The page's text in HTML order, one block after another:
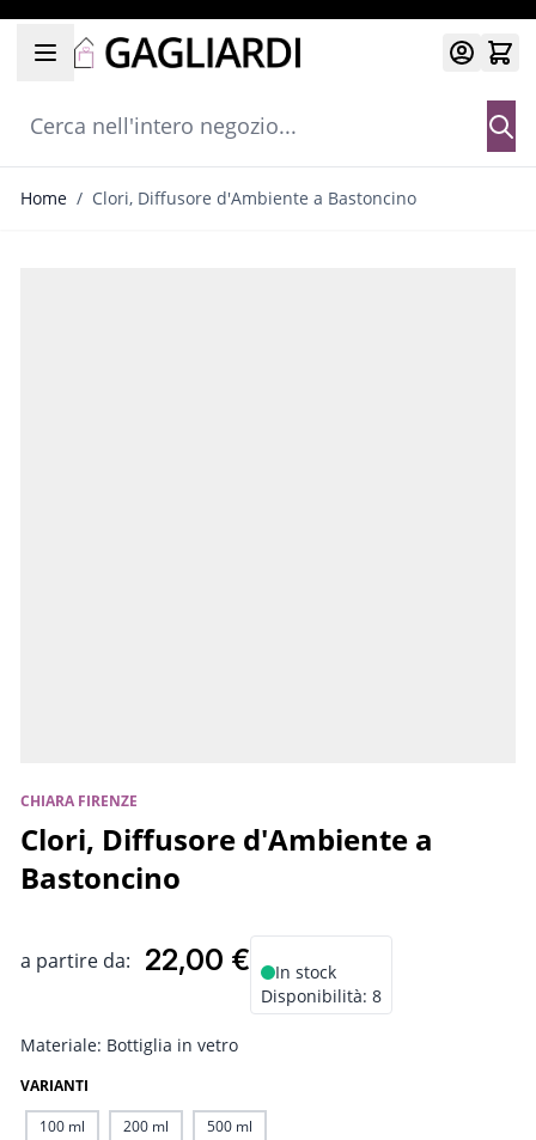
Salta al contenuto
Cerca nell'intero negozio...
Home / Clori, Diffusore d'Ambiente a Bastoncino
CHIARA FIRENZE
Clori, Diffusore d'Ambiente a
Bastoncino
a partire da: 22,00 €
In stock
Disponibilità:8
Materiale: Bottiglia in vetro
VARIANTI
100 ml
200 ml 500 ml